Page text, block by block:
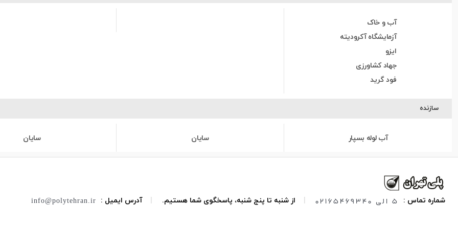
آب و خاک
آزمایشگاه آکرودیته
ایزو
جهاد کشاورزی
فود گرید
سازنده
آب لوله بسپار سایان سایان
شماره تماس : 5 الی 02165469340 از شنبه تا پنج شنبه، پاسخگوی شما هستیم. آدرس ایمیل : info@polytehran.ir